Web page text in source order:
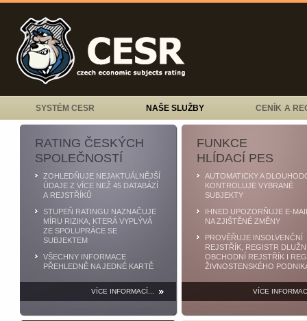
SYSTÉM CESR NAŠE SLUŽBY CENÍK A
RATING ČESKÝCH
SPOLEČNOSTÍ
ZOHLEDŇUJE NEJAKTUÁLNĚJŠÍ
ÚDAJE Z VÍCE NEŽ 45 DATABÁZÍ
A REJSTŘÍKŮ
STUPEŇ RATINGU NAZNAČUJE
MÍRU RIZIKA, KTERÁ VYPLÝVÁ
ZE SPOLUPRÁCE SE
SUBJEKTEM
VŠECHNY INFORMACE
PŘEHLEDNĚ NA JEDNÉ KARTĚ
VÍCE INFORMACÍ...
FUNKCE
HLÍDACÍ PES
AUTOMATICKY A
KONTROLUJE VYBRANÉ
SUBJEKTY
IHNED UPOZORŇUJE E-
NA ZJIŠTĚNÉ ZMĚNY
PROVĚŘUJE INSOLVENČNÍ
REJSTŘÍK, REGISTR
OBCHODNÍ REJSTŘÍK I
ŽIVNOSTENSKÉHO
VÍCE